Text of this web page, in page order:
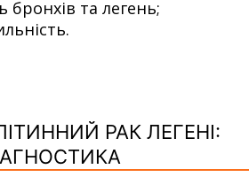
бронхів та легень;
РАК ЛЕГЕНІ: